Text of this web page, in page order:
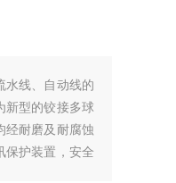
水线、自动线的
新型的铰接多球
经耐磨及耐腐蚀
保护装置，安全